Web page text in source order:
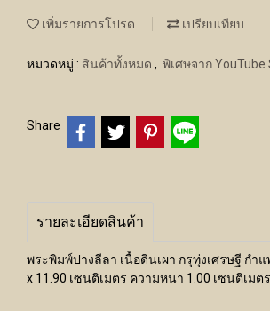
เพิ่มรายการโปรด เปรียบเทียบ
หมวดหมู่ : สินค้าทั้งหมด , พิเศษจาก YouTube
Share
รายละเอียดสินค้า
พระพิมพ์ปางลีลา เนื้อดินเผา กรุทุ่งเศรษฐี กำ
x 11.90 เซนติเมตร ความหนา 1.00 เซนติเมตร